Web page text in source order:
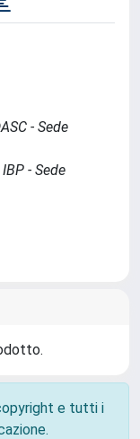
- Sede
- Sede
e tutti i